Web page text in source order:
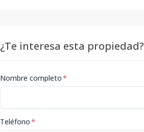
¿Te interesa esta propiedad?
Nombre completo*
Teléfono*